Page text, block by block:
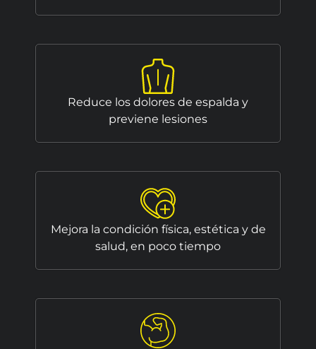
Reduce los dolores de espalda y
previene lesiones
Mejora la condición física, estética y de
salud, en poco tiempo